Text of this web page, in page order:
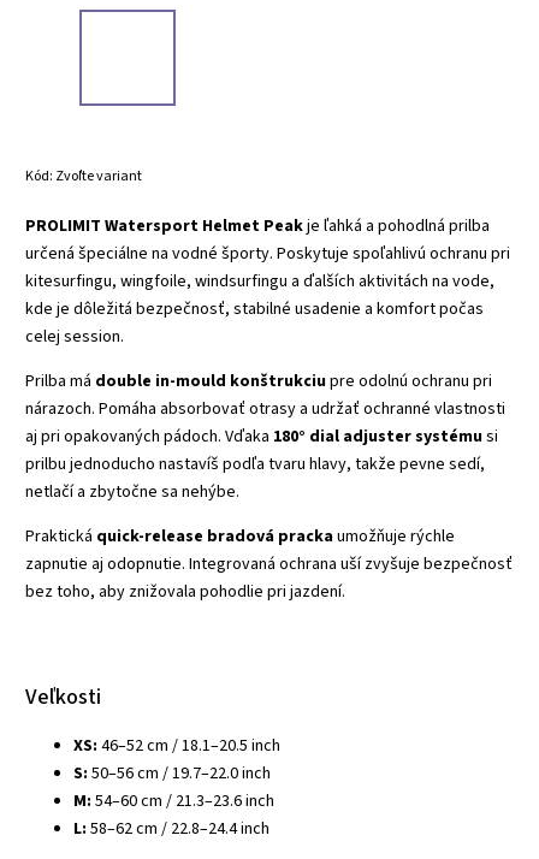
Kód: Zvoľte variant
PROLIMIT Watersport Helmet Peakje ľahká a pohodlná prilba
určená špeciálne na vodné športy. Poskytuje spoľahlivú ochranu pri
kitesurfingu, wingfoile, windsurfingu a ďalších aktivitách na vode,
kde je dôležitá bezpečnosť, stabilné usadenie a komfort počas
celej session.
Prilba má double in-mould konštrukciupre odolnú ochranu pri
nárazoch. Pomáha absorbovať otrasy a udržať ochranné vlastnosti
aj pri opakovaných pádoch. Vďaka 180° dial adjuster systémusi
prilbu jednoducho nastavíš podľa tvaru hlavy, takže pevne sedí,
netlačí a zbytočne sa nehýbe.
Praktická quick-release bradová prackaumožňuje rýchle
zapnutie aj odopnutie. Integrovaná ochrana uší zvyšuje bezpečnosť
bez toho, aby znižovala pohodlie pri jazdení.
Veľkosti
XS: 46–52 cm / 18.1–20.5 inch
S: 50–56 cm / 19.7–22.0 inch
M: 54–60 cm / 21.3–23.6 inch
L: 58–62 cm / 22.8–24.4 inch